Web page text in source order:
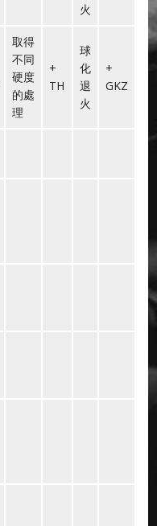
火
取得
不同
硬度
的處
理
+
TH
球
化
退
火
+
GKZ